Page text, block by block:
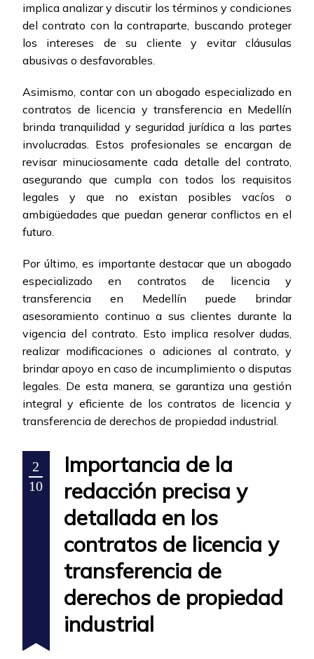
implica analizar y discutir los términos y condiciones
del contrato con la contraparte, buscando proteger
los intereses de su cliente y evitar cláusulas
abusivas o desfavorables.
Asimismo, contar con un abogado especializado en
contratos de licencia y transferencia en Medellín
brinda tranquilidad y seguridad jurídica a las partes
involucradas. Estos profesionales se encargan de
revisar minuciosamente cada detalle del contrato,
asegurando que cumpla con todos los requisitos
legales y que no existan posibles vacíos o
ambigüedades que puedan generar conflictos en el
futuro.
Por último, es importante destacar que un abogado
especializado en contratos de licencia y
transferencia en Medellín puede brindar
asesoramiento continuo a sus clientes durante la
vigencia del contrato. Esto implica resolver dudas,
realizar modificaciones o adiciones al contrato, y
brindar apoyo en caso de incumplimiento o disputas
legales. De esta manera, se garantiza una gestión
integral y eficiente de los contratos de licencia y
transferencia de derechos de propiedad industrial.
2
10
Importancia de la
redacción precisa y
detallada en los
contratos de licencia y
transferencia de
derechos de propiedad
industrial